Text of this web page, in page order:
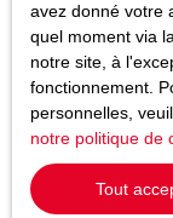
avez donné votre
quel moment via
notre site, à
fonctionnement.
personnelles,
notre politique de
Tout